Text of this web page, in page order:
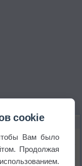
cookie
Вам было
Продолжая